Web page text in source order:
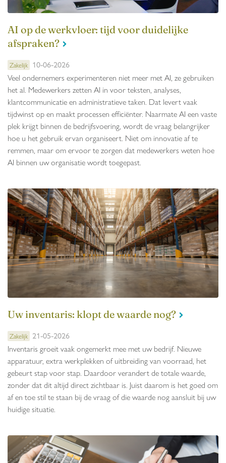
AI op de werkvloer: tijd voor duidelijke
afspraken?
Zakelijk 10-06-2026
Veel ondernemers experimenteren niet meer met AI, ze gebruiken
het al. Medewerkers zetten AI in voor teksten, analyses,
klantcommunicatie en administratieve taken. Dat levert vaak
tijdwinst op en maakt processen efficiënter. Naarmate AI een vaste
plek krijgt binnen de bedrijfsvoering, wordt de vraag belangrijker
hoe u het gebruik ervan organiseert. Niet om innovatie af te
remmen, maar om ervoor te zorgen dat medewerkers weten hoe
AI binnen uw organisatie wordt toegepast.
Uw inventaris: klopt de waarde nog?
Zakelijk 21-05-2026
Inventaris groeit vaak ongemerkt mee met uw bedrijf. Nieuwe
apparatuur, extra werkplekken of uitbreiding van voorraad, het
gebeurt stap voor stap. Daardoor verandert de totale waarde,
zonder dat dit altijd direct zichtbaar is. Juist daarom is het goed om
af en toe stil te staan bij de vraag of die waarde nog aansluit bij uw
huidige situatie.